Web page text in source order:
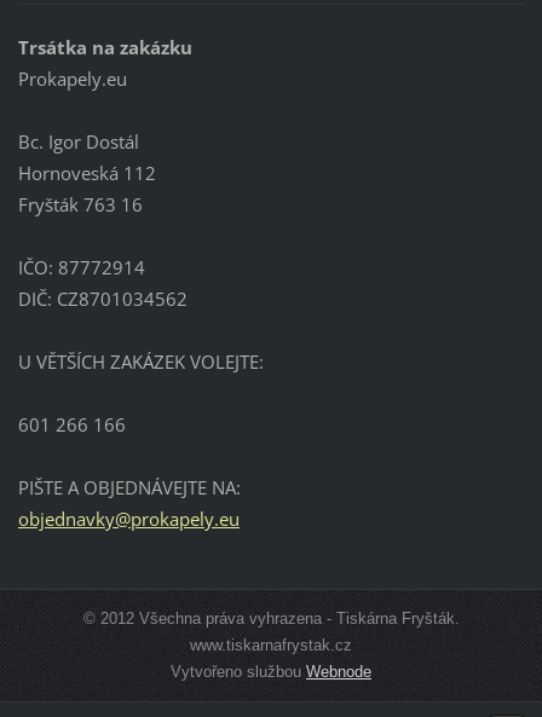
Trsátka na zakázku
Prokapely.eu
Bc. Igor Dostál
Hornoveská 112
Fryšták 763 16
IČO: 87772914
DIČ: CZ8701034562
U VĚTŠÍCH ZAKÁZEK VOLEJTE:
601 266 166
PIŠTE A OBJEDNÁVEJTE NA:
objednavky@prokapely.eu
© 2012 Všechna práva vyhrazena - Tiskárna Fryšták.
www.tiskarnafrystak.cz
Vytvořeno službouWebnode